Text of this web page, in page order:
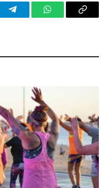
TelegramWhatsAppCopy